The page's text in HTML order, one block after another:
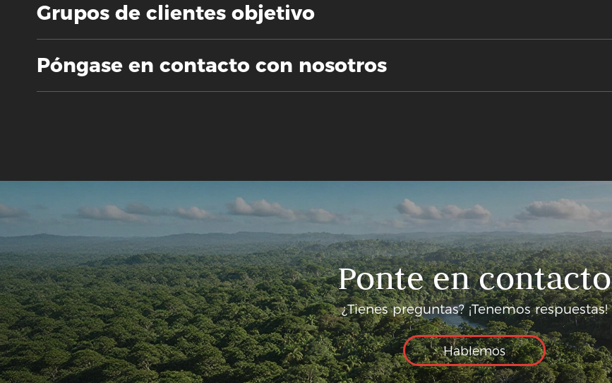
Grupos de clientes objetivo
Póngase en contacto con nosotros
Ponte en contacto
¿Tienes preguntas? ¡Tenemos respuestas!
Hablemos